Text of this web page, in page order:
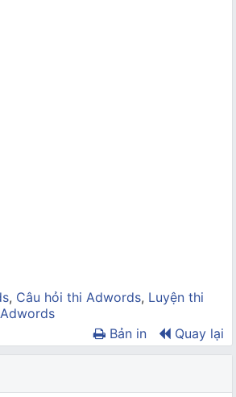
, Câu hỏi thi Adwords, Luyện thi
Bản in
Quay lại